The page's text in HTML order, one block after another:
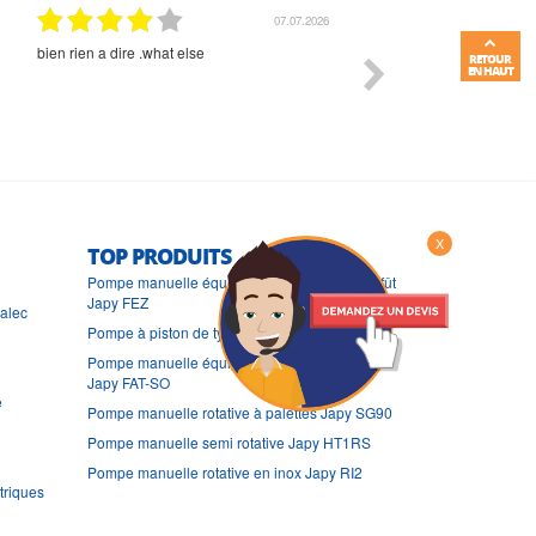
01.07.2026
Commande et délais parfait Très bon suivi et très
TOP PRODUITS
Pompe manuelle équipée de transvaseur de fût
Japy FEZ
Pompe à piston de type seringue Japy SER-L
Pompe manuelle équipée pour hydrocarbures
Japy FAT-SO
Pompe manuelle rotative à palettes Japy SG90
Pompe manuelle semi rotative Japy HT1RS
Pompe manuelle rotative en inox Japy RI2
X
RETOUR
EN HAUT